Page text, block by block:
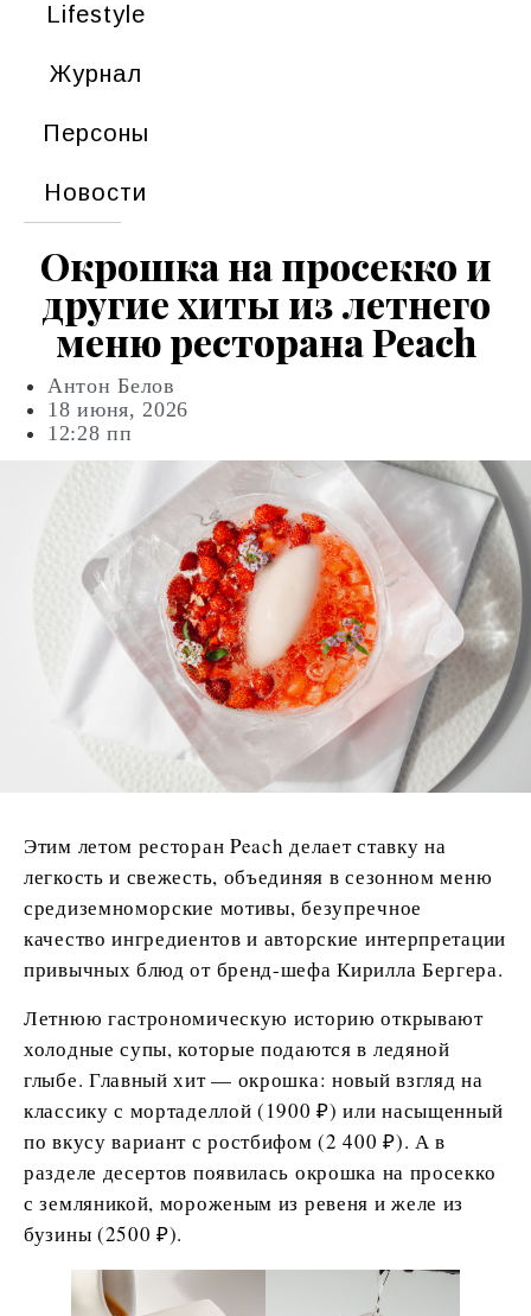
Lifestyle
Журнал
Персоны
Новости
Окрошка на просекко и
другие хиты из летнего
меню ресторана Peach
Антон Белов
18 июня, 2026
12:28 пп
Этим летом ресторан Peach делает ставку на
легкость и свежесть, объединяя в сезонном меню
средиземноморские мотивы, безупречное
качество ингредиентов и авторские интерпретации
привычных блюд от бренд-шефа Кирилла Бергера.
Летнюю гастрономическую историю открывают
холодные супы, которые подаются в ледяной
глыбе. Главный хит — окрошка: новый взгляд на
классику с мортаделлой (1900 ₽) или насыщенный
по вкусу вариант с ростбифом (2 400 ₽). А в
разделе десертов появилась окрошка на просекко
с земляникой, мороженым из ревеня и желе из
бузины (2500 ₽).